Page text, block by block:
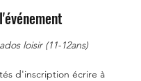
loisir (11-12ans)
d'inscription écrire à